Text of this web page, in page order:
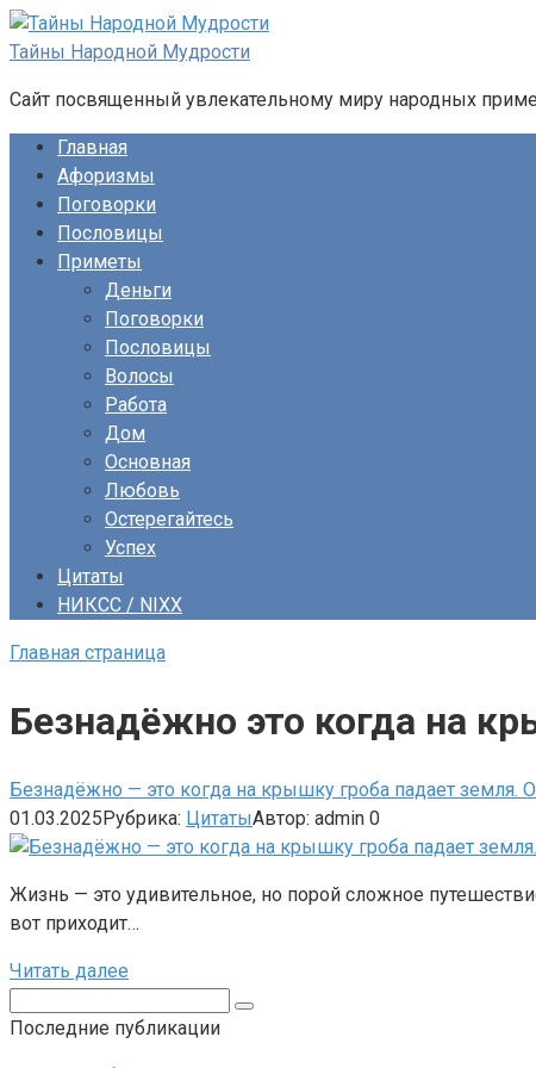
Перейти
к
Тайны Народной Мудрости
Сайт посвященный увлекательному миру народных
Главная
Афоризмы
Поговорки
Пословицы
Приметы
Деньги
Поговорки
Пословицы
Волосы
Работа
Дом
Основная
Любовь
Остерегайтесь
Успех
Цитаты
НИКСС / NIXX
Главная страница
Безнадёжно это когда на
Безнадёжно — это когда на крышку гроба падает земля.
01.03.2025Рубрика: ЦитатыАвтор: admin 0
Жизнь — это удивительное, но порой сложное
вот приходит…
Читать далее
Последние публикации